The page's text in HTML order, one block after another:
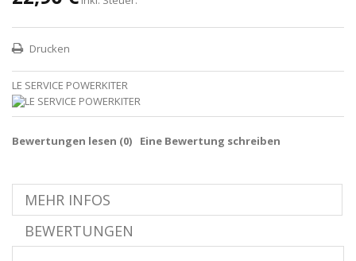
Drucken
LE SERVICE POWERKITER
Bewertungen lesen (0) Eine Bewertung schreiben
MEHR INFOS
BEWERTUNGEN